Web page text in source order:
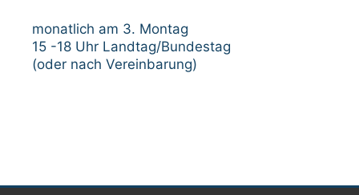
monatlich am 3. Montag
15 -18 Uhr Landtag/Bundestag
(oder nach Vereinbarung)